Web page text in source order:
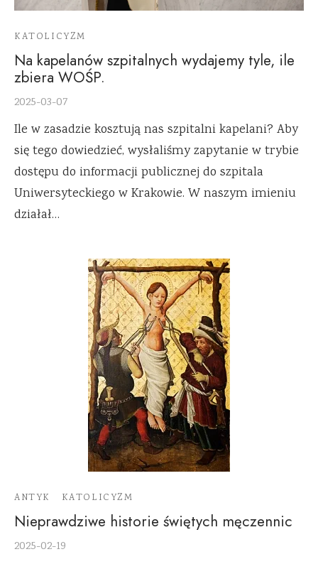
KATOLICYZM
Na kapelanów szpitalnych wydajemy tyle, ile
zbiera WOŚP.
2025-03-07
Ile w zasadzie kosztują nas szpitalni kapelani? Aby
się tego dowiedzieć, wysłaliśmy zapytanie w trybie
dostępu do informacji publicznej do szpitala
Uniwersyteckiego w Krakowie. W naszym imieniu
działał…
ANTYK KATOLICYZM
Nieprawdziwe historie świętych męczennic
2025-02-19